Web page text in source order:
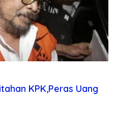
KPK,Peras Uang